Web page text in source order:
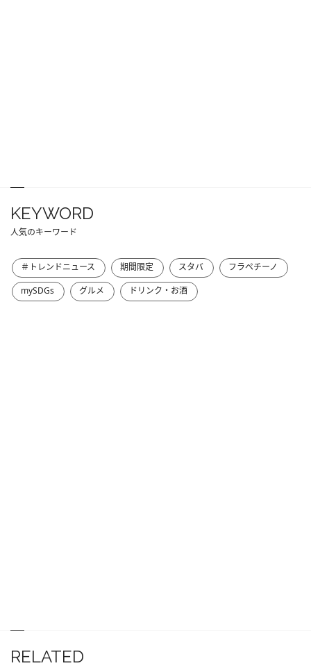
KEYWORD
人気のキーワード
＃トレンドニュース 期間限定 スタバ
フラペチーノ
mySDGs
グルメ ドリンク・お酒
RELATED